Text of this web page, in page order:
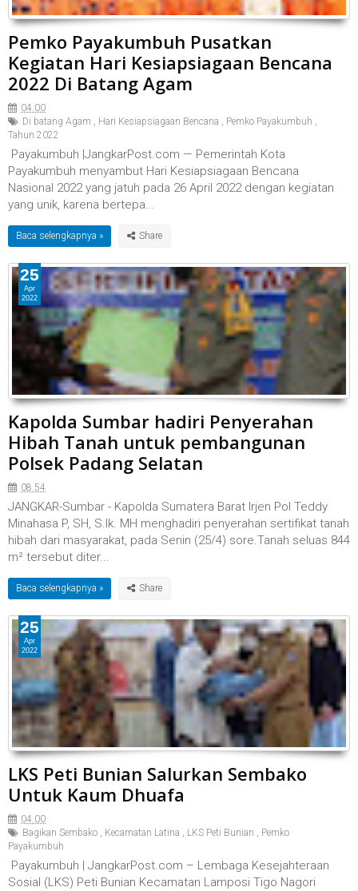
Pemko Payakumbuh Pusatkan
Kegiatan Hari Kesiapsiagaan Bencana
2022 Di Batang Agam
04.00
Di batang Agam , Hari Kesiapsiagaan Bencana , Pemko Payakumbuh ,
Tahun 2022
Payakumbuh |JangkarPost.com — Pemerintah Kota
Payakumbuh menyambut Hari Kesiapsiagaan Bencana
Nasional 2022 yang jatuh pada 26 April 2022 dengan kegiatan
yang unik, karena bertepa...
Baca selengkapnya »
Kapolda Sumbar hadiri Penyerahan
Hibah Tanah untuk pembangunan
Polsek Padang Selatan
08.54
JANGKAR-Sumbar - Kapolda Sumatera Barat Irjen Pol Teddy
Minahasa P, SH, S.Ik. MH menghadiri penyerahan sertifikat tanah
hibah dari masyarakat, pada Senin (25/4) sore.Tanah seluas 844
m² tersebut diter...
Baca selengkapnya »
25
Apr
2022
LKS Peti Bunian Salurkan Sembako
Untuk Kaum Dhuafa
04.00
Bagikan Sembako , Kecamatan Latina , LKS Peti Bunian , Pemko
Payakumbuh
Payakumbuh | JangkarPost.com – Lembaga Kesejahteraan
Sosial (LKS) Peti Bunian Kecamatan Lamposi Tigo Nagori
25
Apr
2022